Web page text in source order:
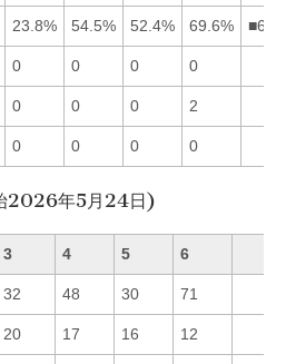
23.8% 54.5% 52.4% 69.6%
0 0 0 0
0 0 0 2
0 0 0 0
2026年5月24日)
3 4 5 6
32 48 30 71
20 17 16 12